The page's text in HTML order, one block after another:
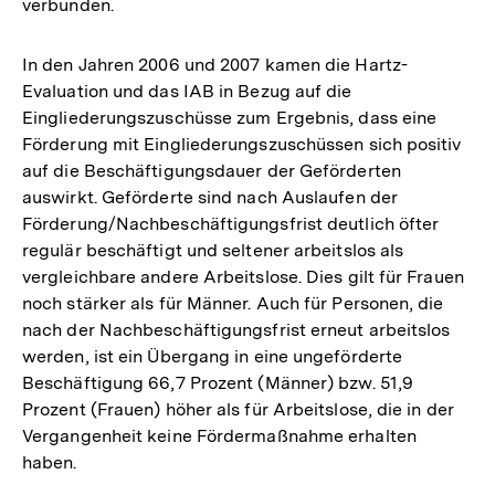
verbunden.
In den Jahren 2006 und 2007 kamen die Hartz-
Evaluation und das IAB in Bezug auf die
Eingliederungszuschüsse zum Ergebnis, dass eine
Förderung mit Eingliederungszuschüssen sich positiv
auf die Beschäftigungsdauer der Geförderten
auswirkt. Geförderte sind nach Auslaufen der
Förderung/Nachbeschäftigungsfrist deutlich öfter
regulär beschäftigt und seltener arbeitslos als
vergleichbare andere Arbeitslose. Dies gilt für Frauen
noch stärker als für Männer. Auch für Personen, die
nach der Nachbeschäftigungsfrist erneut arbeitslos
werden, ist ein Übergang in eine ungeförderte
Beschäftigung 66,7 Prozent (Männer) bzw. 51,9
Prozent (Frauen) höher als für Arbeitslose, die in der
Vergangenheit keine Fördermaßnahme erhalten
haben.